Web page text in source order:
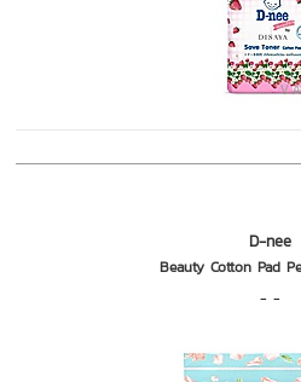
D-nee
Beauty Cotton Pad
- -